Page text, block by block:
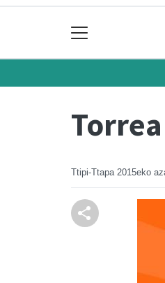
Ttipi-Ttapa 2015eko